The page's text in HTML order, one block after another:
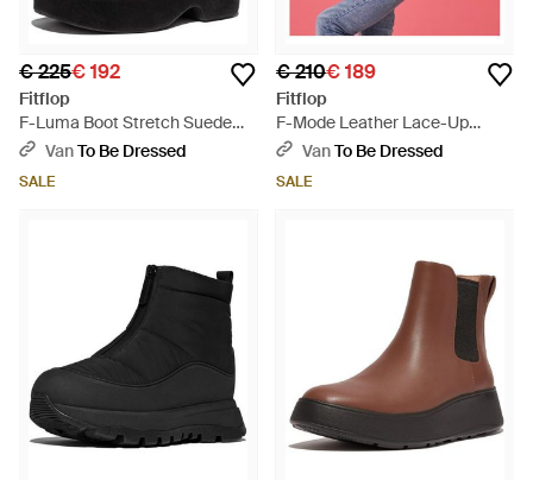
€ 225€ 192
Fitflop
F-Luma Boot Stretch Suede
(Wrapped) - Zwart
VanTo Be Dressed
SALE
€ 210€ 189
Fitflop
F-Mode Leather Lace-Up
Flatform Ankle Boots - Roze
VanTo Be Dressed
SALE